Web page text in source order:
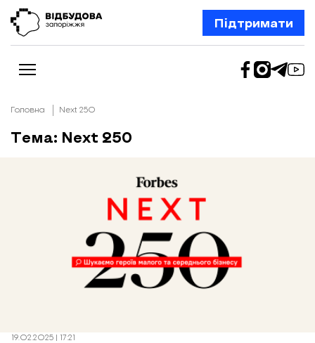
Підтримати
Відбудова. Життя
Редакційна політика
Головна Next 250
Тема: Next 250
19.02.2025 | 17:21